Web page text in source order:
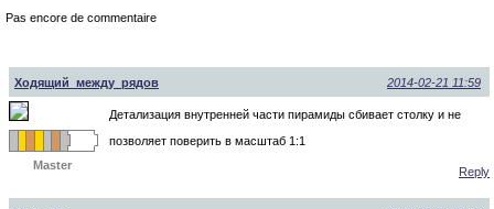
Pas encore de commentaire
Ходящий_между_рядов 2014-02-21 11:59
Master
Детализация внутренней части пирамиды сбивает столку и не
позволяет поверить в масштаб 1:1
Reply